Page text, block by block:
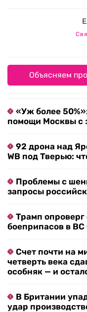
Объясняем
«Уж более
помощи Москвы с
92 дрона над
WB под Тверью:
Проблемы с
запросы
Трамп
боеприпасов в
Счет почти на
четверть века
особняк — и
В Британии
удар